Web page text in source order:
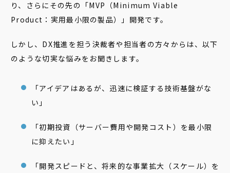
り、さらにその先の「MVP（Minimum Viable
Product：実用最小限の製品）」開発です。
しかし、DX推進を担う決裁者や担当者の方々からは、以下
のような切実な悩みをお聞きします。
「アイデアはあるが、迅速に検証する技術基盤がな
い」
「初期投資（サーバー費用や開発コスト）を最小限
に抑えたい」
「開発スピードと、将来的な事業拡大（スケール）を